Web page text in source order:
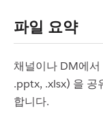
파일 요약
채널이나 DM에
.pptx, .xlsx) 을 공
합니다.